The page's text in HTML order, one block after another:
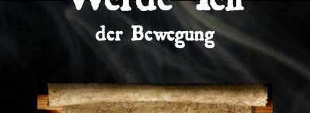
der Bewegung